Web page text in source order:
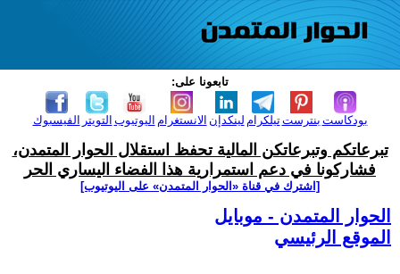
تابعونا على:
الفيسبوك التويتر اليوتيوب الانستغرام لينكدإن تيلكرامبنترست بودكاست
تبرعاتكم وتبرعاتكن المالية تحفظ استقلال الحوار المتمدن،
فشاركونا في دعم استمرارية هذا الفضاء اليساري الحر
[اشترك في قناة ‫«الحوار المتمدن» على اليوتيوب]
الحوار المتمدن - موبايل
الموقع الرئيسي